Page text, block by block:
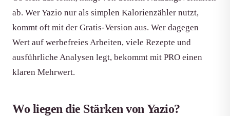
ab. Wer Yazio nur als simplen Kalorienzähler nutzt,
kommt oft mit der Gratis-Version aus. Wer dagegen
Wert auf werbefreies Arbeiten, viele Rezepte und
ausführliche Analysen legt, bekommt mit PRO einen
klaren Mehrwert.
Wo liegen die Stärken von Yazio?